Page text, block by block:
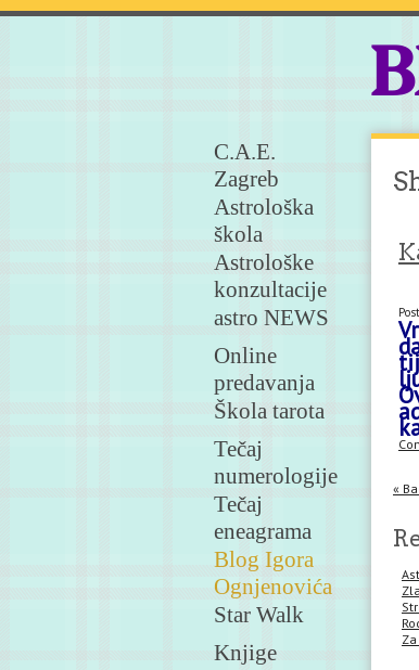
C.A.E.
Zagreb
Astrološka
škola
Astrološke
konzultacije
astro NEWS
Online
predavanja
Škola tarota
Tečaj
numerologije
Tečaj
eneagrama
Blog Igora
Ognjenovića
Star Walk
Knjige
«